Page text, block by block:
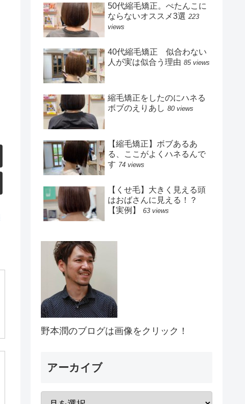
50代縮毛矯正。ぺたんこに
ならないオススメ3選 223
views
40代縮毛矯正 似合わない
人が実は似合う理由 85 views
縮毛矯正をしたのにハネる
ボブのえりあし 80 views
【縮毛矯正】ボブあるあ
る、ここがよくハネるんで
す 74 views
【くせ毛】大きく見える頭
はおばさんに見える！？
【実例】
63 views
野本潤のブログは画像をクリック！
アーカイブ